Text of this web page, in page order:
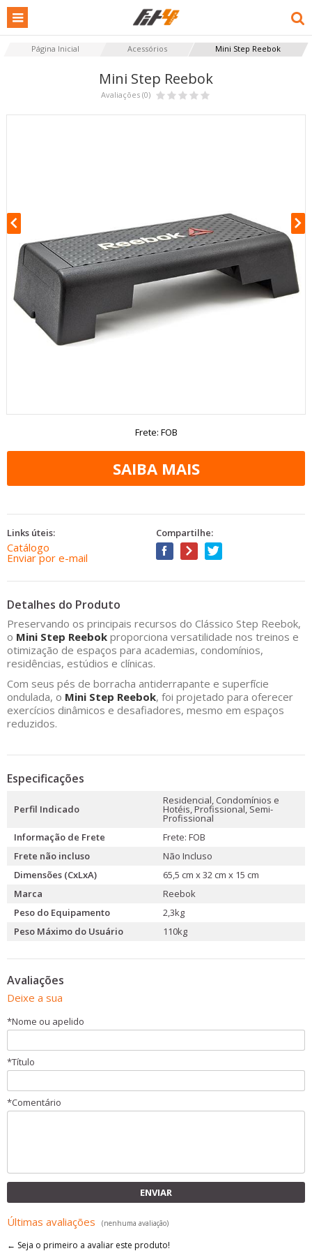
Página Inicial Acessórios Mini Step Reebok
Mini Step Reebok
Avaliações (0)
Frete: FOB
Links úteis:
Catálogo
Enviar por e-mail
Compartilhe:
Detalhes do Produto
Preservando os principais recursos do Clássico Step Reebok,
o Mini Step Reebok proporciona versatilidade nos treinos e
otimização de espaços para academias, condomínios,
residências, estúdios e clínicas.
Com seus pés de borracha antiderrapante e superfície
ondulada, o Mini Step Reebok, foi projetado para oferecer
exercícios dinâmicos e desafiadores, mesmo em espaços
reduzidos.
Especificações
Perfil Indicado
Residencial, Condomínios e
Hotéis, Profissional, Semi-
Profissional
Informação de Frete
Frete: FOB
Frete não incluso
Não Incluso
Dimensões (CxLxA)
65,5 cm x 32 cm x 15 cm
Marca
Reebok
Peso do Equipamento
2,3kg
Peso Máximo do Usuário
110kg
Avaliações
Deixe a sua
*Nome ou apelido
*Título
*Comentário
ENVIAR
Últimas avaliações (nenhuma avaliação)
← Seja o primeiro a avaliar este produto!